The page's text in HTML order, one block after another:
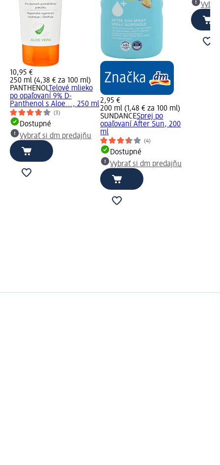
10,95 €
250 ml (4,38 € za 100 ml)
PANTHENOLTelové mlieko
po opaľovaní 9% D-
Panthenol s Aloe..., 250 ml
(3)
Dostupné
Vybrať si dm predajňu
2,95 €
200 ml (1,48 € za 100 ml)
SUNDANCESprej po
opaľovaní After Sun, 200
ml
(4)
Dostupné
Vybrať si dm predajňu